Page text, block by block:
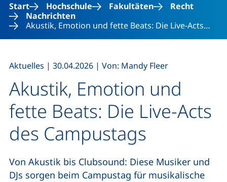
Start Hochschule Fakultäten
Recht
Nachrichten
Akustik, Emotion und fette Beats: Die Live-Acts…
Akustik, Emotion und
fette Beats: Die Live-Acts
des Campustags
Aktuelles | 30.04.2026 | Von: Mandy Fleer
Von Akustik bis Clubsound: Diese Musiker und
DJs sorgen beim Campustag für musikalische